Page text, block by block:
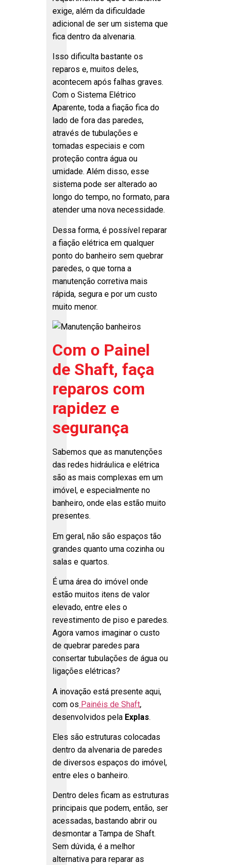
exige, além da dificuldade
adicional de ser um sistema que
fica dentro da alvenaria.
Isso dificulta bastante os
reparos e, muitos deles,
acontecem após falhas graves.
Com o Sistema Elétrico
Aparente, toda a fiação fica do
lado de fora das paredes,
através de tubulações e
tomadas especiais e com
proteção contra água ou
umidade. Além disso, esse
sistema pode ser alterado ao
longo do tempo, no formato, para
atender uma nova necessidade.
Dessa forma, é possível reparar
a fiação elétrica em qualquer
ponto do banheiro sem quebrar
paredes, o que torna a
manutenção corretiva mais
rápida, segura e por um custo
muito menor.
Com o Painel
de Shaft, faça
reparos com
rapidez e
segurança
Sabemos que as manutenções
das redes hidráulica e elétrica
são as mais complexas em um
imóvel, e especialmente no
banheiro, onde elas estão muito
presentes.
Em geral, não são espaços tão
grandes quanto uma cozinha ou
salas e quartos.
É uma área do imóvel onde
estão muitos itens de valor
elevado, entre eles o
revestimento de piso e paredes.
Agora vamos imaginar o custo
de quebrar paredes para
consertar tubulações de água ou
ligações elétricas?
A inovação está presente aqui,
com os Painéis de Shaft,
desenvolvidos pela Explas.
Eles são estruturas colocadas
dentro da alvenaria de paredes
de diversos espaços do imóvel,
entre eles o banheiro.
Dentro deles ficam as estruturas
principais que podem, então, ser
acessadas, bastando abrir ou
desmontar a Tampa de Shaft.
Sem dúvida, é a melhor
alternativa para reparar as